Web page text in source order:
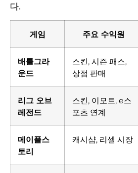
다.
게임 주요 수익원
배틀그라
운드
스킨, 시즌 패스,
상점 판매
리그 오브
레전드
스킨, 이모트, e스
포츠 연계
메이플스
토리
캐시샵, 리셀 시장